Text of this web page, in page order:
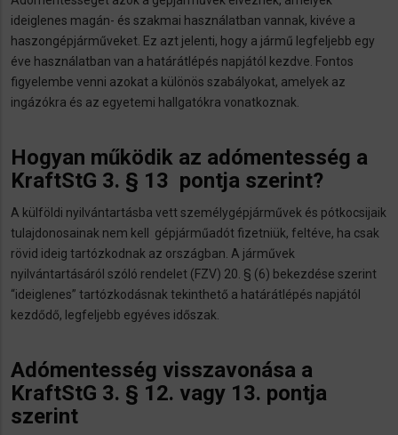
ideiglenes magán- és szakmai használatban vannak, kivéve a
haszongépjárműveket. Ez azt jelenti, hogy a jármű legfeljebb egy
éve használatban van a határátlépés napjától kezdve. Fontos
figyelembe venni azokat a különös szabályokat, amelyek az
ingázókra és az egyetemi hallgatókra vonatkoznak.
Hogyan működik az adómentesség a
KraftStG 3. § 13 pontja szerint?
A külföldi nyilvántartásba vett személygépjárművek és pótkocsijaik
tulajdonosainak nem kell gépjárműadót fizetniük, feltéve, ha csak
rövid ideig tartózkodnak az országban. A járművek
nyilvántartásáról szóló rendelet (FZV) 20. § (6) bekezdése szerint
“ideiglenes” tartózkodásnak tekinthető a határátlépés napjától
kezdődő, legfeljebb egyéves időszak.
Adómentesség visszavonása a
KraftStG 3. § 12. vagy 13. pontja
szerint